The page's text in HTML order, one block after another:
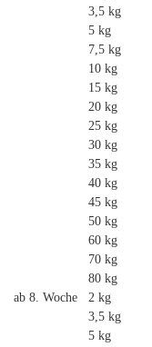
3,5 kg
5 kg
7,5 kg
10 kg
15 kg
20 kg
25 kg
30 kg
35 kg
40 kg
45 kg
50 kg
60 kg
70 kg
80 kg
ab 8. Woche
2 kg
3,5 kg
5 kg